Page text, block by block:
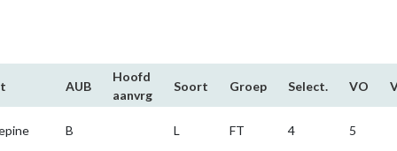
AUB
Hoofd​
aanvrg
Soort Groep Select. VO
B L FT 4 5